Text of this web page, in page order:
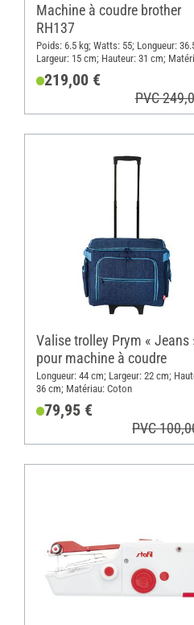
Machine à coudre brother
RH137
Poids: 6.5 kg; Watts: 55; Longueur:
Largeur: 15 cm; Hauteur: 31 cm;
219,00 €
PVC
Valise trolley Prym « Jeans
pour machine à coudre
Longueur: 44 cm; Largeur: 22 cm;
36 cm; Matériau: Coton
79,95 €
PVC